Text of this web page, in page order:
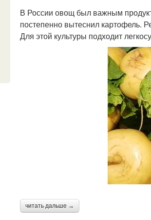
В России овощ был важным
постепенно вытеснил картофель.
Для этой культуры подходит
читать дальше →